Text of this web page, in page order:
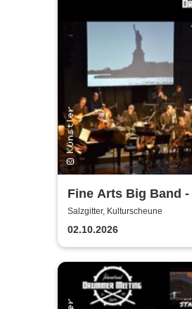
Fine Arts Big Band -
amerikanischer
Stories
Salzgitter, Kulturscheune
02.10.2026